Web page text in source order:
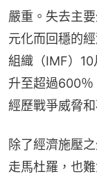
嚴重。失去主
元化而回穩的
組織（IMF）10
升至超過600
經歷戰爭威脅
除了經濟施壓
走馬杜羅，也